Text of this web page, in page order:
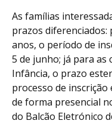
As famílias
prazos diferenciados:
anos, o período de
5 de junho; já para as
Infância, o prazo
processo de
de forma presencial
do Balcão Eletrónico